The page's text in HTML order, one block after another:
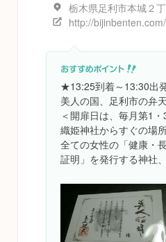
栃木県足利市本城２
http://bijinbenten.com/
★13:25到着～13:30出
美人の国、足利市の弁天
＜開扉日は、毎月第1・
織姫神社からすぐの場
全ての女性の「健康・
証明」を発行する神社